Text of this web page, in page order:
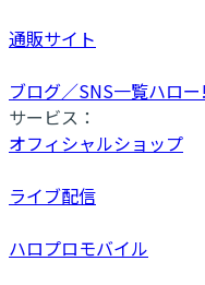
通販サイト
ブログ／SNS一覧ハロ
サービス：
オフィシャルショップ
ライブ配信
ハロプロモバイル